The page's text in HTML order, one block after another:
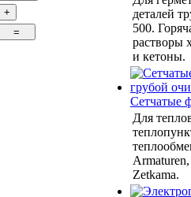
деталей
500.
растворы
и кетоны.
Сетчатые
Для
Zetkama.